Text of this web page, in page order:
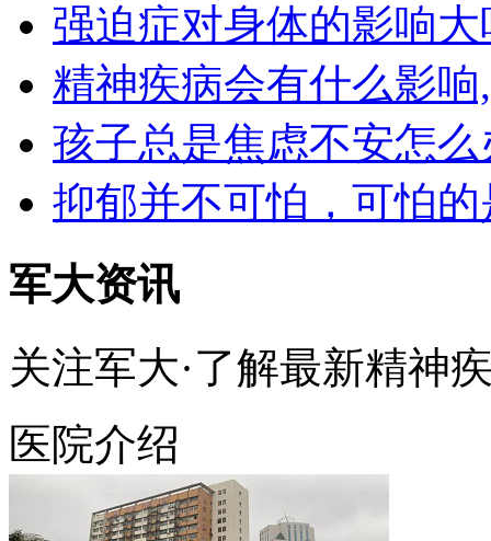
强迫症对身体的影响
精神疾病会有什么影
孩子总是焦虑不安怎
抑郁并不可怕，可怕
军大资讯
关注军大·了解最新精神
医院介绍